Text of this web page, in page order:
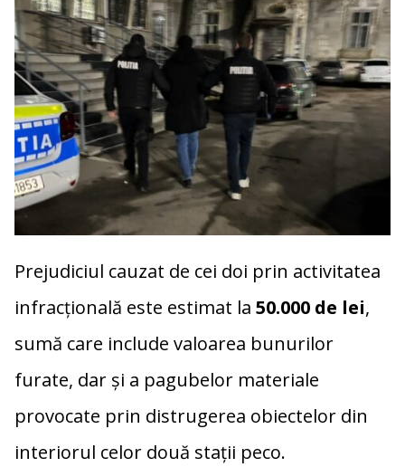
Prejudiciul cauzat de cei doi prin activitatea
infracțională este estimat la 50.000 de lei,
sumă care include valoarea bunurilor
furate, dar și a pagubelor materiale
provocate prin distrugerea obiectelor din
interiorul celor două stații peco.